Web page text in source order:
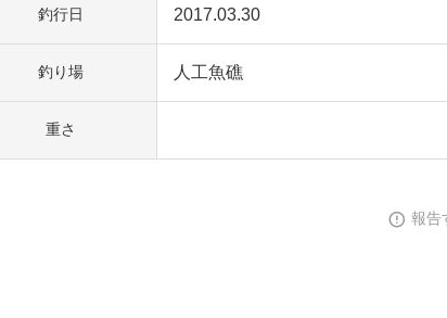
釣行日 2017.03.30
釣り場 人工魚礁
重さ
報告